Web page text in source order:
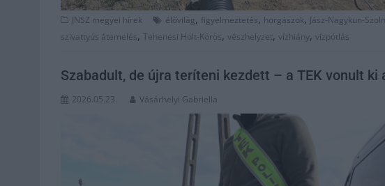
JNSZ megyei hírek élővilág, figyelmeztetés, horgászok, Jász-Nagykun-
szivattyús átemelés, Tehenesi Holt-Körös, vészhelyzet, vízhiány, vízpótlás
Szabadult, de újra teríteni kezdett – a TEK vonult ki
2026.05.23. Vásárhelyi Gabriella